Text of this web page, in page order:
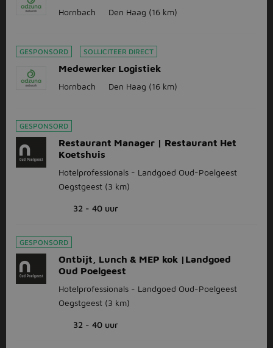
Hornbach Den Haag (16 km)
GESPONSORD SOLLICITEER DIRECT
Medewerker Logistiek
Hornbach Den Haag (16 km)
GESPONSORD
Restaurant Manager | Restaurant Het
Koetshuis
Hotelprofessionals - Landgoed Oud-Poelgeest
Oegstgeest (3 km)
32 - 40 uur
GESPONSORD
Ontbijt, Lunch & MEP kok |Landgoed
Oud Poelgeest
Hotelprofessionals - Landgoed Oud-Poelgeest
Oegstgeest (3 km)
32 - 40 uur